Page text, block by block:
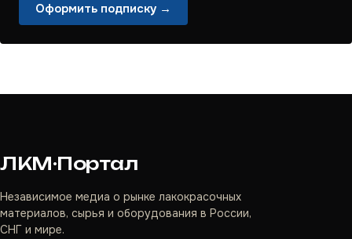
Оформить подписку →
ЛКМ·Портал
Независимое медиа о рынке лакокрасочных
материалов, сырья и оборудования в России,
СНГ и мире.